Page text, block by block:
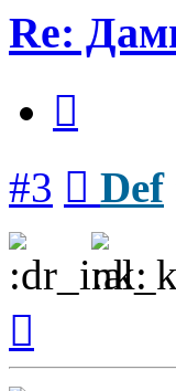
Re:
#3 Def
началу